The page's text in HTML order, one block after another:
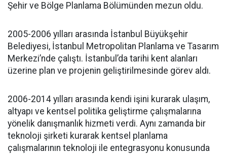
Şehir ve Bölge Planlama Bölümünden mezun oldu.
2005-2006 yılları arasında İstanbul Büyükşehir
Belediyesi, İstanbul Metropolitan Planlama ve Tasarım
Merkezi’nde çalıştı. İstanbul’da tarihi kent alanları
üzerine plan ve projenin geliştirilmesinde görev aldı.
2006-2014 yılları arasında kendi işini kurarak ulaşım,
altyapı ve kentsel politika geliştirme çalışmalarına
yönelik danışmanlık hizmeti verdi. Aynı zamanda bir
teknoloji şirketi kurarak kentsel planlama
çalışmalarının teknoloji ile entegrasyonu konusunda